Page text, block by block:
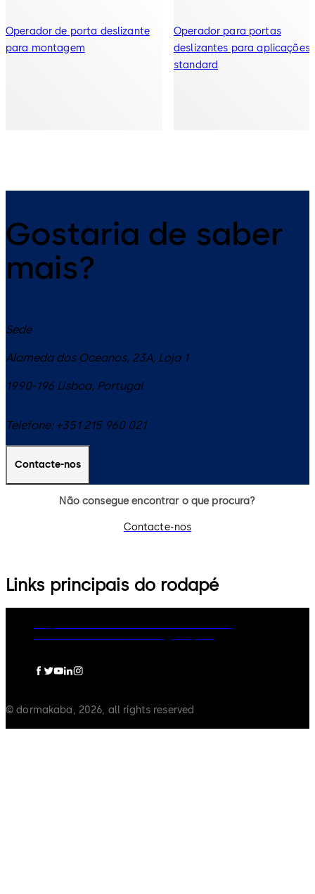
Operador de porta deslizante
para montagem
Operador para portas
deslizantes para aplicações
standard
Gostaria de saber
mais?
Sede
Alameda dos Oceanos, 23A, Loja 1
1990-196 Lisboa, Portugal
Telefone: +351 215 960 021
Contacte-nos
Não consegue encontrar o que procura?
Contacte-nos
Links principais do rodapé
© dormakaba, 2026, all rights reserved